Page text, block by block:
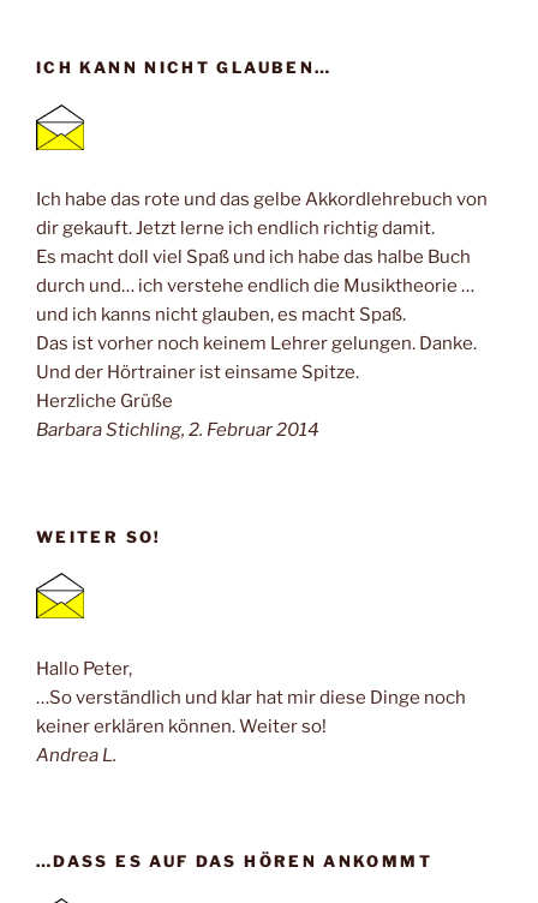
ICH KANN NICHT GLAUBEN…
Ich habe das rote und das gelbe Akkordlehrebuch von
dir gekauft. Jetzt lerne ich endlich richtig damit.
Es macht doll viel Spaß und ich habe das halbe Buch
durch und… ich verstehe endlich die Musiktheorie …
und ich kanns nicht glauben, es macht Spaß.
Das ist vorher noch keinem Lehrer gelungen. Danke.
Und der Hörtrainer ist einsame Spitze.
Herzliche Grüße
Barbara Stichling, 2. Februar 2014
WEITER SO!
Hallo Peter,
…So verständlich und klar hat mir diese Dinge noch
keiner erklären können. Weiter so!
Andrea L.
…DASS ES AUF DAS HÖREN ANKOMMT